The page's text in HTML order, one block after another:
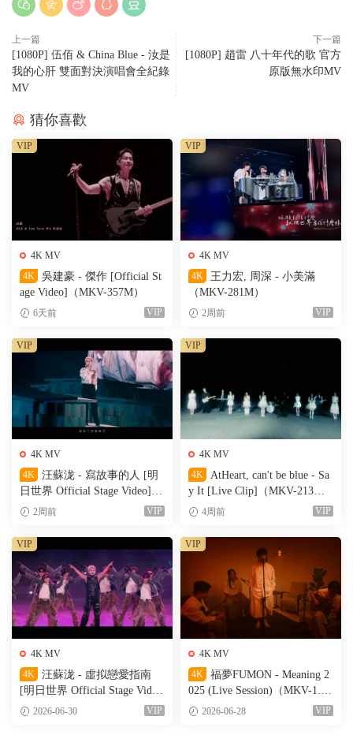
上一篇
[1080P] 伍佰 & China Blue - 汝是
我的心肝 雙面對決演唱會全紀錄
MV
下一篇
[1080P] 趙雷 八十年代的歌 官方
原版無水印MV
猜你喜歡
4K MV
4K
吳建豪 - 傑作 [Official St
age Video]（MKV-357M）
6天前 VIP
VIP
4K MV
4K
王力宏, 周深 - 小美滿
（MKV-281M）
2周前 VIP
VIP
4K MV
4K
汪蘇泷 - 寫故事的人 [明
日世界 Official Stage Video]
（MKV-611M）
2周前 VIP
VIP
4K MV
4K
AtHeart, can't be blue - Sa
y It [Live Clip]（MKV-213
M）4周前 VIP
VIP
4K MV
4K
汪蘇泷 - 虛拟戀愛指南
[明日世界 Official Stage Vide
o]（MKV-527M）
2026-06-30 VIP
VIP
4K MV
4K
福夢FUMON - Meaning 2
025 (Live Session)（MKV-1.56
G）2026-06-28 VIP
VIP